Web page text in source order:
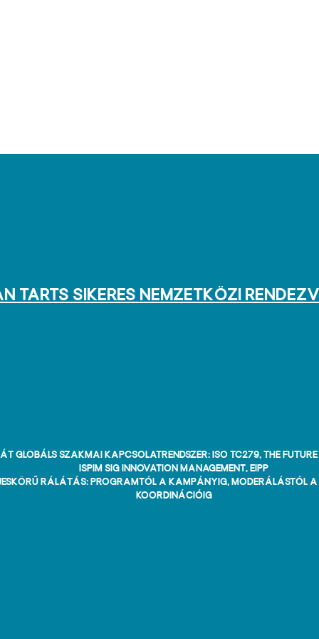
tarts SIKERES nemzetközi
globáls szakmai kapcsolatrendszer: ISO TC279, The Future
ISPIM SIG Innovation Management, EIPP
rálátás: programtól a kampányig, moderálástól a
koordinációig